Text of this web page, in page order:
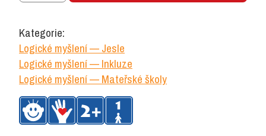
tvary
množství
Kategorie:
Logické myšlení — Jesle
Logické myšlení — Inkluze
Logické myšlení — Mateřské školy